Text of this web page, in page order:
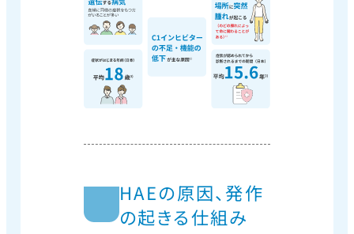
HAEの原因、発作
の起きる仕組み